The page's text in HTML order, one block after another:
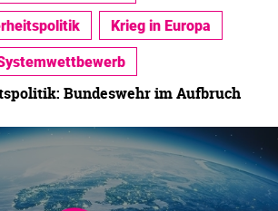
Krieg in Europa
Bundeswehr im Aufbruch